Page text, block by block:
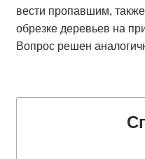
вести пропавшим,
обрезке деревьев на
Вопрос решен